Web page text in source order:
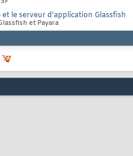
et le serveur d'application Glassfish
et Payara